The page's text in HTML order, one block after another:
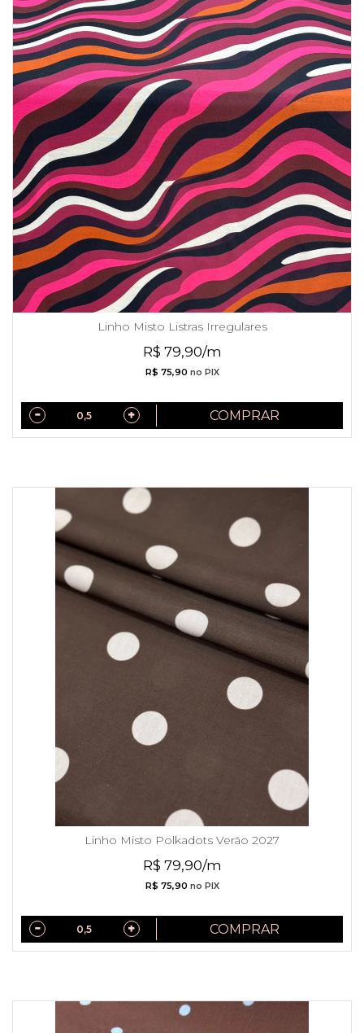
Linho Misto Listras Irregulares
R$ 79,90/m
R$ 75,90 no PIX
COMPRAR
Linho Misto Polkadots Verão 2027
R$ 79,90/m
R$ 75,90 no PIX
COMPRAR